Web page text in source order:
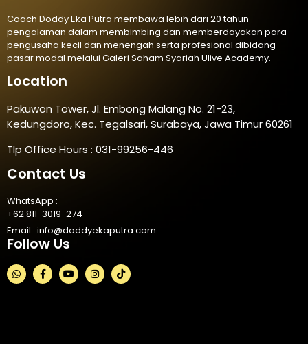
Coach Doddy Eka Putra membawa lebih dari 20 tahun
pengalaman dalam membimbing dan memberdayakan para
pengusaha kecil dan menengah serta profesional dibidang
pasar modal melalui Galeri Saham Syariah Ulive Academy.
Location
Pakuwon Tower, Jl. Embong Malang No. 21-23,
Kedungdoro, Kec. Tegalsari, Surabaya, Jawa Timur 60261
Tlp Office Hours : 031-99256-446
Contact Us
WhatsApp :
+62 811-3019-274
Email : info@doddyekaputra.com
Follow Us